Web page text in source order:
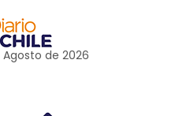
Agosto de 2026